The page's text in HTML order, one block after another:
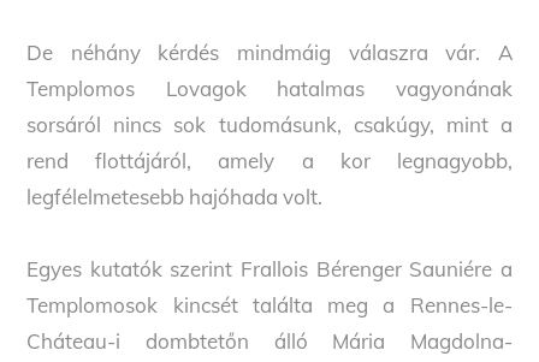
De néhány kérdés mindmáig válaszra vár. A
Templomos Lovagok hatalmas vagyonának
sorsáról nincs sok tudomásunk, csakúgy, mint a
rend flottájáról, amely a kor legnagyobb,
legfélelmetesebb hajóhada volt.
Egyes kutatók szerint Frallois Bérenger Sauniére a
Templomosok kincsét találta meg a Rennes-le-
Cháteau-i dombtetőn álló Mária Magdolna-